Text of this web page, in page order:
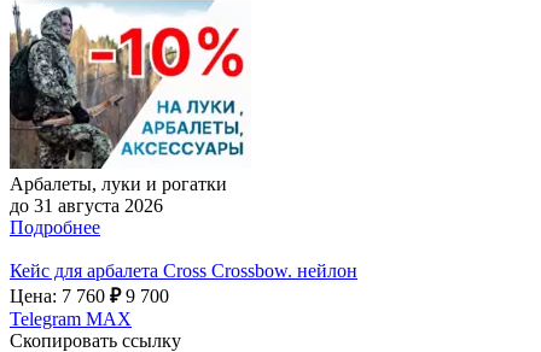
Арбалеты, луки и рогатки
до 31 августа 2026
Подробнее
Кейс для арбалета Cross Crossbow. нейлон
Цена: 7 760 ₽ 9 700
Telegram MAX
Скопировать ссылку